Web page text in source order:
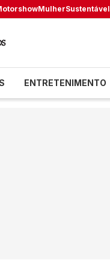
MulherSustentável
ENTRETENIMENTO